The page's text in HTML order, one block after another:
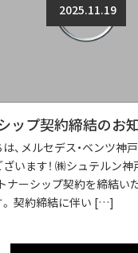
2025.11.19
ップ契約締結のお
、メルセデス・ベンツ神
います！ ㈱シュテルン神
ナーシップ契約を締結い
。 契約締結に伴い […]